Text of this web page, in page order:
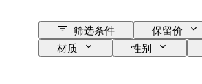
筛选条件 保留价
材质
性别